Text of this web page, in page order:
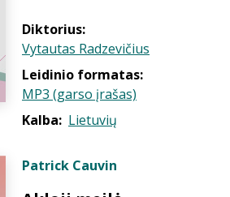
Diktorius:
Vytautas Radzevičius
Leidinio formatas:
MP3 (garso įrašas)
Kalba: Lietuvių
Patrick Cauvin